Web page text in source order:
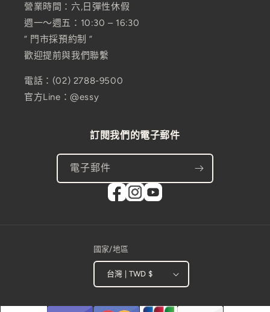
營業時間：六,日彈性休假
週一～週五：10:30 – 16:30
” 門市採預約制 ”
歡迎提前與我們聯繫
電話：(02) 2788-9500
官方Line：@essy
訂閱我們的電子郵件
電子郵件
國家/地區
台灣 | TWD $
付